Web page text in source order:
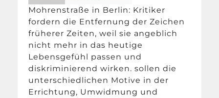
Mohrenstraße in Berlin: Kritiker
fordern die Entfernung der Zeichen
früherer Zeiten, weil sie angeblich
nicht mehr in das heutige
Lebensgefühl passen und
diskriminierend wirken. sollen die
unterschiedlichen Motive in der
Errichtung, Umwidmung und